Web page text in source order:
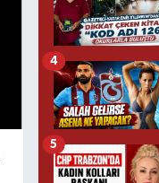
4
5